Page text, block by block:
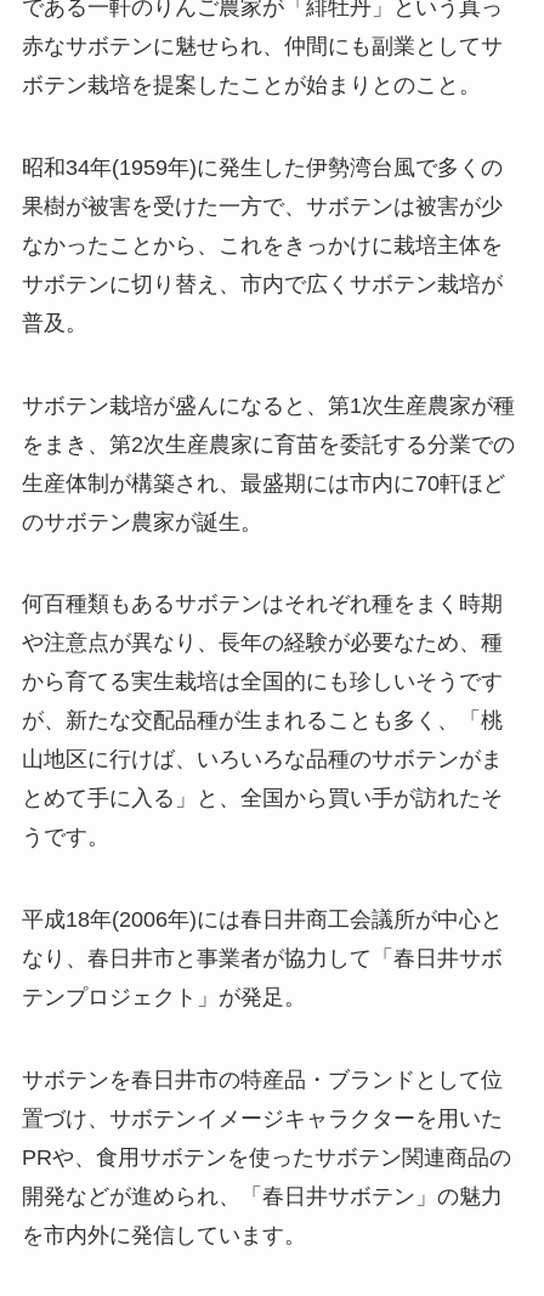
である一軒のりんご農家が「緋牡丹」という真っ
赤なサボテンに魅せられ、仲間にも副業としてサ
ボテン栽培を提案したことが始まりとのこと。
昭和34年(1959年)に発生した伊勢湾台風で多くの
果樹が被害を受けた一方で、サボテンは被害が少
なかったことから、これをきっかけに栽培主体を
サボテンに切り替え、市内で広くサボテン栽培が
普及。
サボテン栽培が盛んになると、第1次生産農家が種
をまき、第2次生産農家に育苗を委託する分業での
生産体制が構築され、最盛期には市内に70軒ほど
のサボテン農家が誕生。
何百種類もあるサボテンはそれぞれ種をまく時期
や注意点が異なり、長年の経験が必要なため、種
から育てる実生栽培は全国的にも珍しいそうです
が、新たな交配品種が生まれることも多く、「桃
山地区に行けば、いろいろな品種のサボテンがま
とめて手に入る」と、全国から買い手が訪れたそ
うです。
平成18年(2006年)には春日井商工会議所が中心と
なり、春日井市と事業者が協力して「春日井サボ
テンプロジェクト」が発足。
サボテンを春日井市の特産品・ブランドとして位
置づけ、サボテンイメージキャラクターを用いた
PRや、食用サボテンを使ったサボテン関連商品の
開発などが進められ、「春日井サボテン」の魅力
を市内外に発信しています。